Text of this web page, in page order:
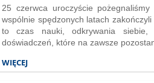
25 czerwca uroczyście
wspólnie spędzonych latach
to czas nauki, odkrywania siebie,
doświadczeń, które na zawsze
WIĘCEJ